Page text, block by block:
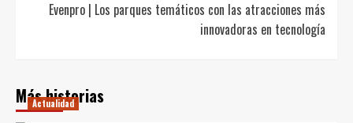
Evenpro | Los parques temáticos con las atracciones más
innovadoras en tecnología
Más historias
Actualidad